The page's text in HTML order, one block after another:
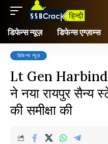
डिफेन्स न्यूज़ डिफेन्स एग्ज़ाम्स
डिफेन्स न्यूज़
Lt Gen
ने नया रायपुर सैन्य
की समीक्षा की